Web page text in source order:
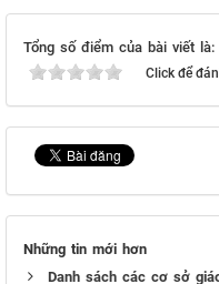
Tổng số điểm của bài viết
Click để
Những tin mới hơn
Danh sách các cơ sở